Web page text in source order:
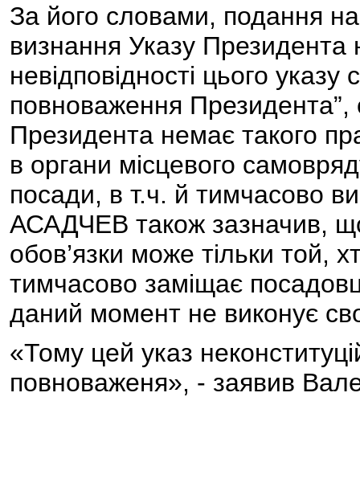
За його словами, подання
визнання Указу Президента
невідповідності цього
повноваження Президента”,
Президента немає такого
в органи місцевого
посади, в т.ч. й тимчасово
АСАДЧЕВ також зазначив,
обов’язки може тільки той,
тимчасово заміщає
даний момент не виконує
«Тому цей указ
повноваженя», - заявив